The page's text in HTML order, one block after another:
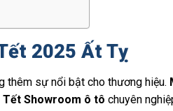
2025 Ất Tỵ
thêm sự nổi bật cho thương hiệu.
Showroom ô tô chuyên